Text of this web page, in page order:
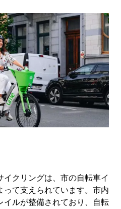
クリングは、市の自転車イ
って支えられています。市内
イルが整備されており、自転